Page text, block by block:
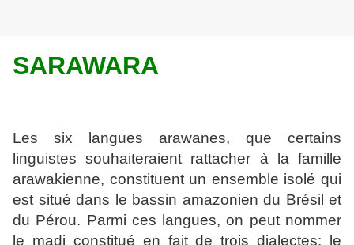
SARAWARA
Les six langues arawanes, que certains
linguistes souhaiteraient rattacher à la famille
arawakienne, constituent un ensemble isolé qui
est situé dans le bassin amazonien du Brésil et
du Pérou. Parmi ces langues, on peut nommer
le madi constitué en fait de trois dialectes: le